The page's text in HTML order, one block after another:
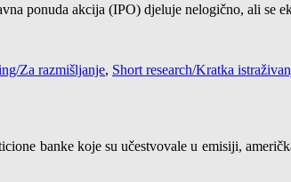
ponuda akcija (IPO) djeluje nelogično, ali se
Za razmišljanje, Short research/Kratka
banke koje su učestvovale u emisiji,